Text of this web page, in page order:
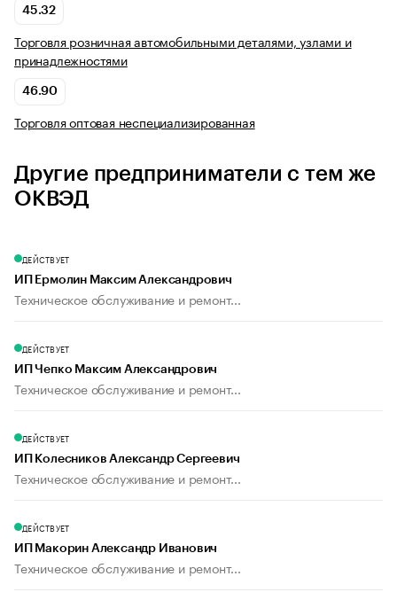
45.32
Торговля розничная автомобильными деталями, узлами и
принадлежностями
46.90
Торговля оптовая неспециализированная
Другие предприниматели с тем же
ОКВЭД
ДЕЙСТВУЕТ
ИП Ермолин Максим Александрович
Техническое обслуживание и ремонт...
ДЕЙСТВУЕТ
ИП Чепко Максим Александрович
Техническое обслуживание и ремонт...
ДЕЙСТВУЕТ
ИП Колесников Александр Сергеевич
Техническое обслуживание и ремонт...
ДЕЙСТВУЕТ
ИП Макорин Александр Иванович
Техническое обслуживание и ремонт...